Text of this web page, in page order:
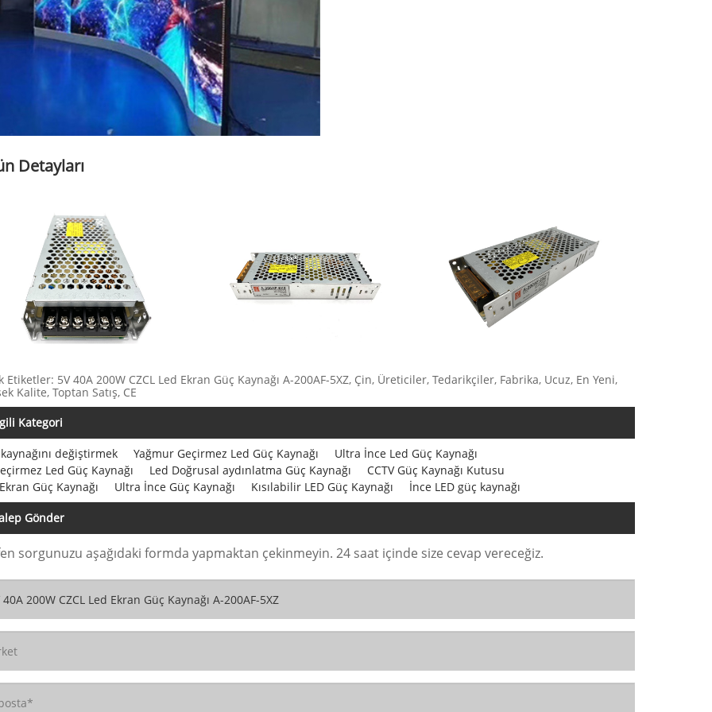
Detayları
Etiketler: 5V 40A 200W CZCL Led Ekran Güç Kaynağı A-200AF-5XZ, Çin, Üreticiler, Tedarikçiler, Fabrika, Ucuz, En Yeni,
Kalite, Toptan Satış, CE
Kategori
değiştirmek Yağmur Geçirmez Led Güç Kaynağı
Ultra İnce Led Güç Kaynağı
Led Güç Kaynağı
Led Doğrusal aydınlatma Güç Kaynağı
CCTV Güç Kaynağı Kutusu
Güç Kaynağı
Ultra İnce Güç Kaynağı Kısılabilir LED Güç Kaynağı İnce LED güç kaynağı
Gönder
sorgunuzu aşağıdaki formda yapmaktan çekinmeyin. 24 saat içinde size cevap vereceğiz.